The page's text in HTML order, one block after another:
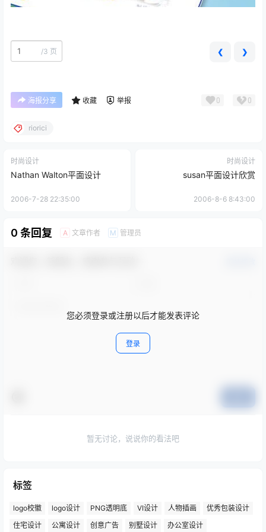
/3 页 ❮ ❯
海报分享 收藏 举报 0 0
riorici
时尚设计
Nathan Walton平面设计
2006-7-28 22:35:00
时尚设计
susan平面设计欣赏
2006-8-6 8:43:00
0 条回复 A 文章作者 M 管理员
您必须登录或注册以后才能发表评论
登录
暂无讨论，说说你的看法吧
标签
logo校徽 logo设计 PNG透明底 VI设计 人物插画
优秀包装设计
住宅设计
公寓设计 创意广告 别墅设计 办公室设计